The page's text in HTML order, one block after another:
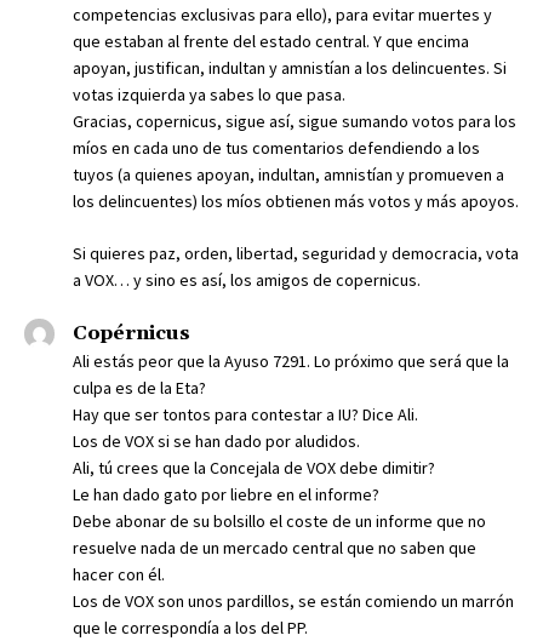
competencias exclusivas para ello), para evitar muertes y
que estaban al frente del estado central. Y que encima
apoyan, justifican, indultan y amnistían a los delincuentes. Si
votas izquierda ya sabes lo que pasa.
Gracias, copernicus, sigue así, sigue sumando votos para los
míos en cada uno de tus comentarios defendiendo a los
tuyos (a quienes apoyan, indultan, amnistían y promueven a
los delincuentes) los míos obtienen más votos y más apoyos.
Si quieres paz, orden, libertad, seguridad y democracia, vota
a VOX… y sino es así, los amigos de copernicus.
Copérnicus
Ali estás peor que la Ayuso 7291. Lo próximo que será que la
culpa es de la Eta?
Hay que ser tontos para contestar a IU? Dice Ali.
Los de VOX si se han dado por aludidos.
Ali, tú crees que la Concejala de VOX debe dimitir?
Le han dado gato por liebre en el informe?
Debe abonar de su bolsillo el coste de un informe que no
resuelve nada de un mercado central que no saben que
hacer con él.
Los de VOX son unos pardillos, se están comiendo un marrón
que le correspondía a los del PP.